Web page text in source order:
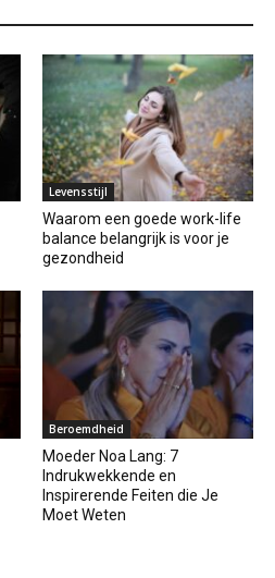
Levensstijl
Waarom een goede work-life
balance belangrijk is voor je
gezondheid
Beroemdheid
Moeder Noa Lang: 7
Indrukwekkende en
Inspirerende Feiten die Je
Moet Weten